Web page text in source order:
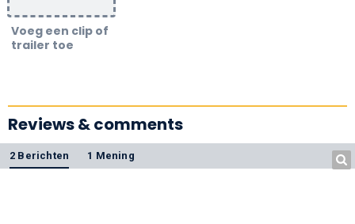
Voeg een clip of
trailer toe
Reviews & comments
2 Berichten 1 Mening